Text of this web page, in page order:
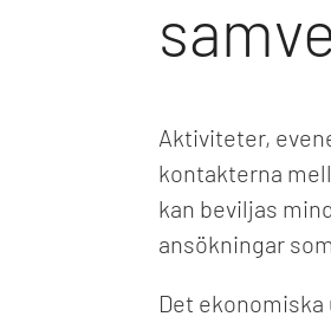
Aktiviteter,
kontakterna
kan beviljas
ansökningar
Det